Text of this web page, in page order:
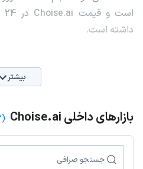
داشته است.
بیشتر
بازارهای داخلی Choise.ai (3 صرافی)